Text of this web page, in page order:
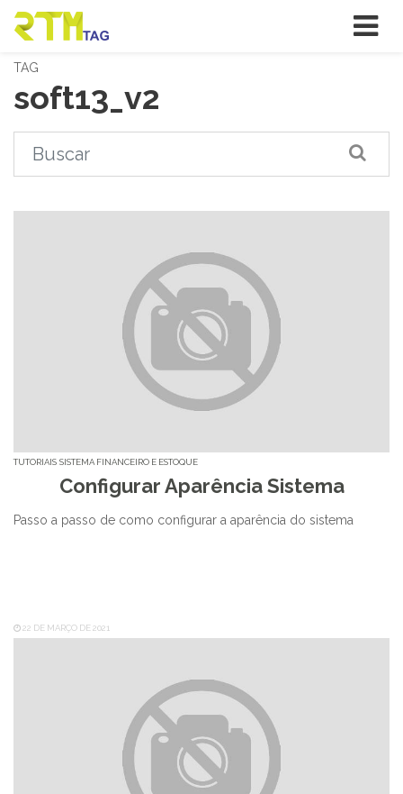
TAG
soft13_v2
TUTORIAIS SISTEMA FINANCEIRO E ESTOQUE
Configurar Aparência Sistema
Passo a passo de como configurar a aparência do sistema
22 DE MARÇO DE 2021